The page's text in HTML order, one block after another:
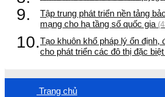
9.
Tập trung phát triển nền tảng
mạng cho hạ tầng số quốc gia
10.Tạo khuôn khổ pháp lý ổn định,
cho phát triển các đô thị đặc biệt
Trang chủ